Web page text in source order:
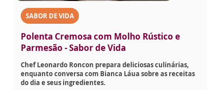
SABOR DE VIDA
Polenta Cremosa com Molho Rústico e
Parmesão - Sabor de Vida
Chef Leonardo Roncon prepara deliciosas culinárias,
enquanto conversa com Bianca Láua sobre as receitas
do dia e seus ingredientes.